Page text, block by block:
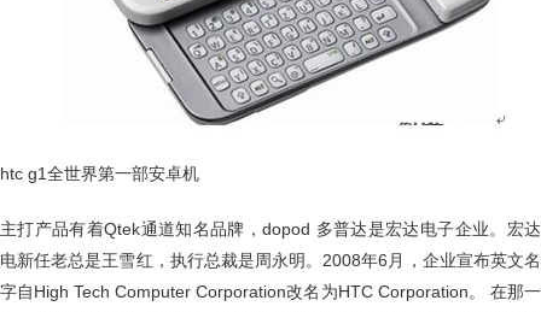
htc g1全世界第一部安卓机
主打产品有着Qtek通道知名品牌，dopod 多普达是宏达电子企业。宏达
电新任老总是王雪红，执行总裁是周永明。2008年6月，企业宣布英文名
字自High Tech Computer Corporation改名为HTC Corporation。 在那一